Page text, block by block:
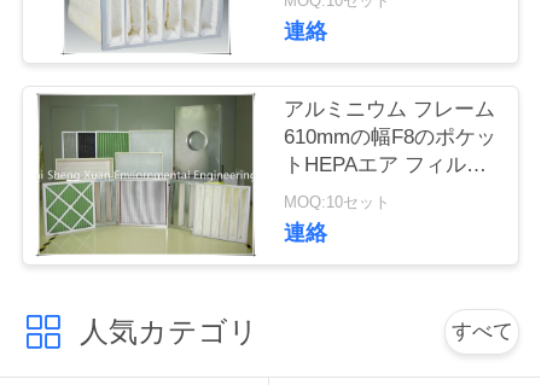
し
引
連絡
アルミニウム フレーム
610mmの幅F8のポケッ
トHEPAエア フィルタ
ー
MOQ:10セット
連絡
人気カテゴリ すべて